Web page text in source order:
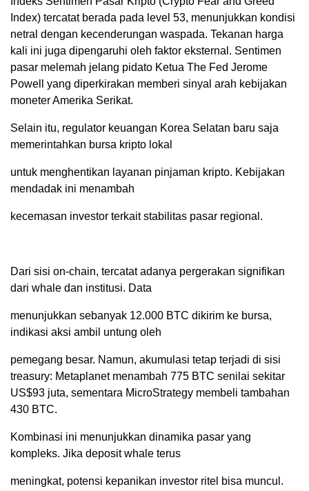
Index) tercatat berada pada level 53, menunjukkan kondisi
netral dengan kecenderungan waspada. Tekanan harga
kali ini juga dipengaruhi oleh faktor eksternal. Sentimen
pasar melemah jelang pidato Ketua The Fed Jerome
Powell yang diperkirakan memberi sinyal arah kebijakan
moneter Amerika Serikat.
Selain itu, regulator keuangan Korea Selatan baru saja
memerintahkan bursa kripto lokal
untuk menghentikan layanan pinjaman kripto. Kebijakan
mendadak ini menambah
kecemasan investor terkait stabilitas pasar regional.
Dari sisi on-chain, tercatat adanya pergerakan signifikan
dari whale dan institusi. Data
menunjukkan sebanyak 12.000 BTC dikirim ke bursa,
indikasi aksi ambil untung oleh
pemegang besar. Namun, akumulasi tetap terjadi di sisi
treasury: Metaplanet menambah 775 BTC senilai sekitar
US$93 juta, sementara MicroStrategy membeli tambahan
430 BTC.
Kombinasi ini menunjukkan dinamika pasar yang
kompleks. Jika deposit whale terus
meningkat, potensi kepanikan investor ritel bisa muncul.